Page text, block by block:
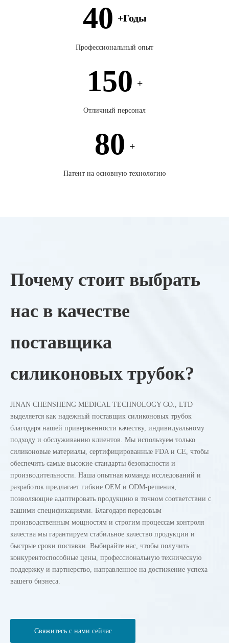
40 +Годы
Профессиональный опыт
150 +
Отличный персонал
80 +
Патент на основную технологию
Почему стоит выбрать
нас в качестве
поставщика
силиконовых трубок?
JINAN CHENSHENG MEDICAL TECHNOLOGY CO., LTD
выделяется как надежный поставщик силиконовых трубок
благодаря нашей приверженности качеству, индивидуальному
подходу и обслуживанию клиентов. Мы используем только
силиконовые материалы, сертифицированные FDA и CE, чтобы
обеспечить самые высокие стандарты безопасности и
производительности. Наша опытная команда исследований и
разработок предлагает гибкие OEM и ODM-решения,
позволяющие адаптировать продукцию в точном соответствии с
вашими спецификациями. Благодаря передовым
производственным мощностям и строгим процессам контроля
качества мы гарантируем стабильное качество продукции и
быстрые сроки поставки. Выбирайте нас, чтобы получить
конкурентоспособные цены, профессиональную техническую
поддержку и партнерство, направленное на достижение успеха
вашего бизнеса.
Свяжитесь с нами сейчас